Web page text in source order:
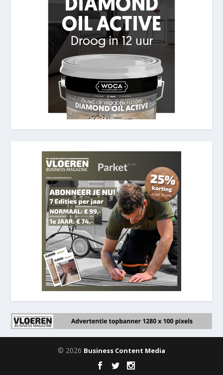
© 2026 Business Content Media